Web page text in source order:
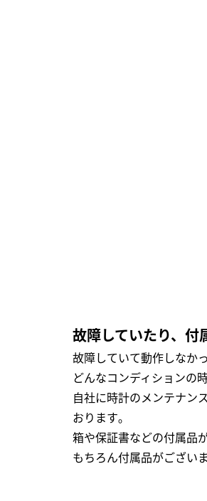
故障していたり、付
故障していて動作しなか
どんなコンディションの
自社に時計のメンテナン
おります｡
箱や保証書などの付属品
もちろん付属品がござい